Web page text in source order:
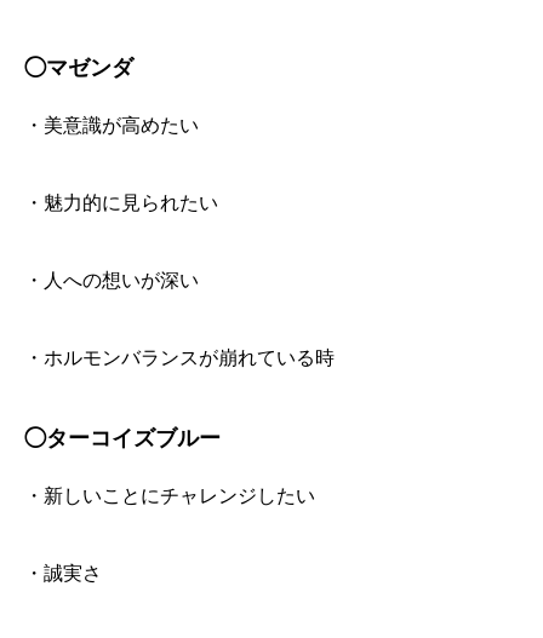
◯マゼンダ
・美意識が高めたい
・魅力的に見られたい
・人への想いが深い
・ホルモンバランスが崩れている時
◯ターコイズブルー
・新しいことにチャレンジしたい
・誠実さ